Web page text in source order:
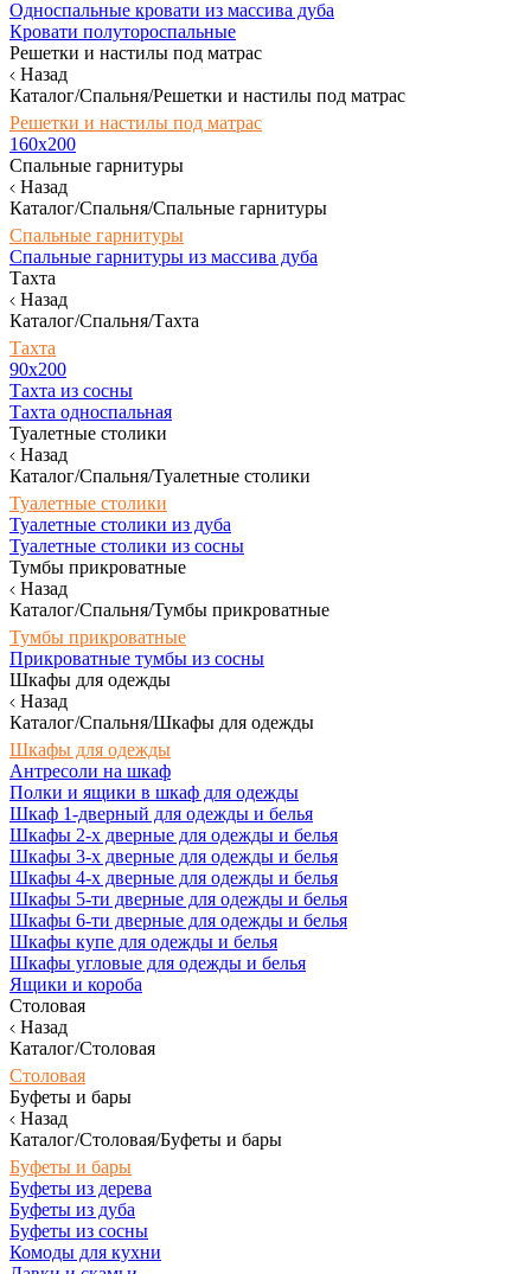
Односпальные кровати из массива дуба
Кровати полутороспальные
Решетки и настилы под матрас
Назад
Каталог/Спальня/Решетки и настилы под матрас
Решетки и настилы под матрас
160х200
Спальные гарнитуры
Назад
Каталог/Спальня/Спальные гарнитуры
Спальные гарнитуры
Спальные гарнитуры из массива дуба
Тахта
Назад
Каталог/Спальня/Тахта
Тахта
90х200
Тахта из сосны
Тахта односпальная
Туалетные столики
Назад
Каталог/Спальня/Туалетные столики
Туалетные столики
Туалетные столики из дуба
Туалетные столики из сосны
Тумбы прикроватные
Назад
Каталог/Спальня/Тумбы прикроватные
Тумбы прикроватные
Прикроватные тумбы из сосны
Шкафы для одежды
Назад
Каталог/Спальня/Шкафы для одежды
Шкафы для одежды
Антресоли на шкаф
Полки и ящики в шкаф для одежды
Шкаф 1-дверный для одежды и белья
Шкафы 2-х дверные для одежды и белья
Шкафы 3-х дверные для одежды и белья
Шкафы 4-х дверные для одежды и белья
Шкафы 5-ти дверные для одежды и белья
Шкафы 6-ти дверные для одежды и белья
Шкафы купе для одежды и белья
Шкафы угловые для одежды и белья
Ящики и короба
Столовая
Назад
Каталог/Столовая
Столовая
Буфеты и бары
Назад
Каталог/Столовая/Буфеты и бары
Буфеты и бары
Буфеты из дерева
Буфеты из дуба
Буфеты из сосны
Комоды для кухни